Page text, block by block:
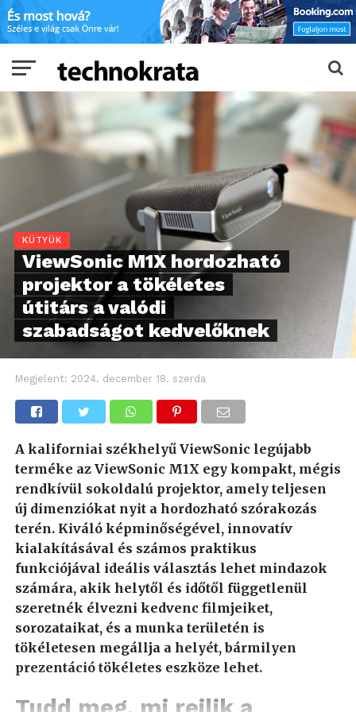
KÜTYÜK
ViewSonic M1X hordozható
projektor a tökéletes
útitárs a valódi
szabadságot kedvelőknek
Megjelent: 2024. december 18. szerda
A kaliforniai székhelyű ViewSonic legújabb
terméke az ViewSonic M1X egy kompakt, mégis
rendkívül sokoldalú projektor, amely teljesen
új dimenziókat nyit a hordozható szórakozás
terén. Kiváló képminőségével, innovatív
kialakításával és számos praktikus
funkciójával ideális választás lehet mindazok
számára, akik helytől és időtől függetlenül
szeretnék élvezni kedvenc filmjeiket,
sorozataikat, és a munka területén is
tökéletesen megállja a helyét, bármilyen
prezentáció tökéletes eszköze lehet.